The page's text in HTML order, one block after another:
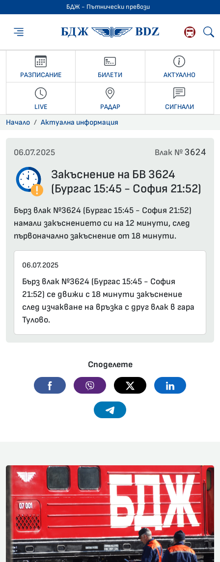
БДЖ - Пътнически превози
БДЖ -
РАЗПИСАНИЕ БИЛЕТИ АКТУАЛНО
LIVE РАДАР СИГНАЛИ
Начало Актуална информация
06.07.2025 Влак № 3624
Закъснение на БВ 3624
(Бургас 15:45 - София 21:52)
Бърз влак №3624 (Бургас 15:45 - София 21:52)
намали закъснението си на 12 минути, след
първоначално закъснение от 18 минути.
06.07.2025
Бърз влак №3624 (Бургас 15:45 - София
21:52) се движи с 18 минути закъснение
след изчакване на връзка с друг влак в гара
Тулово.
Споделете
Facebook Viber Twitter Linkedin
Telegram